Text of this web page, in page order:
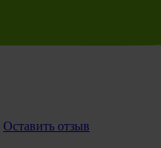
Оставить отзыв